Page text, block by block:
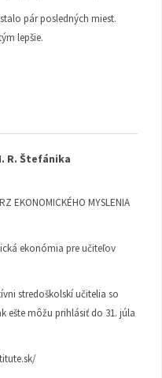
pár posledných miest.
lepšie.
R. Štefánika
EKONOMICKÉHO MYSLENIA
ekonómia pre učiteľov
stredoškolskí učitelia so
ešte môžu prihlásiť do 31. júla